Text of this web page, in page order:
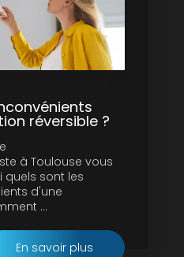
réversible ?
à Toulouse vous
quels sont les
d'une
...
En savoir plus